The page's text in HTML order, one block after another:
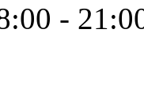
-